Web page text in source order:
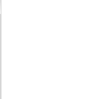
anzeigen
anzeigen